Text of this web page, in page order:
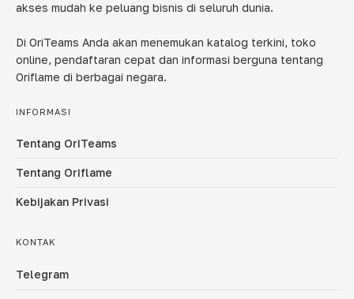
akses mudah ke peluang bisnis di seluruh dunia.
Di OriTeams Anda akan menemukan katalog terkini, toko
online, pendaftaran cepat dan informasi berguna tentang
Oriflame di berbagai negara.
INFORMASI
Tentang OriTeams
Tentang Oriflame
Kebijakan Privasi
KONTAK
Telegram